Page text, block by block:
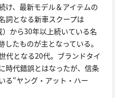
け、最新モデル＆アイテムの
詞となる新車スクープは
から30年以上続いている名
たものが主となっている。
代となる20代。ブランドタイ
時代錯誤とはなったが、信条
る“ヤング・アット・ハー